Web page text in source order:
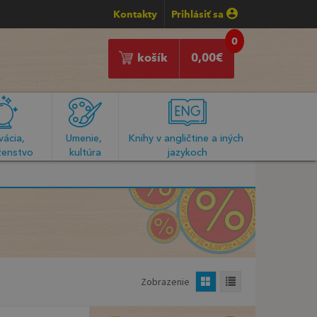
Kontakty Prihlásiť sa
0
0,00€
košík
Umenie,
kultúra
Knihy v angličtine a iných
jazykoch
Zobrazenie